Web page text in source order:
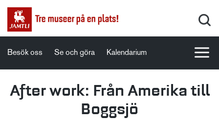
Besök oss Se och göra Kalendarium
After work: Från Amerika till
Boggsjö